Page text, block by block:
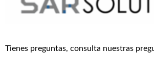
Tienes preguntas, consulta nuestras